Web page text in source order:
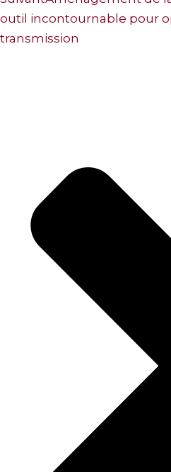
outil incontournable pour
transmission